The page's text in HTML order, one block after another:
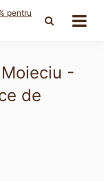
pentru
-
de